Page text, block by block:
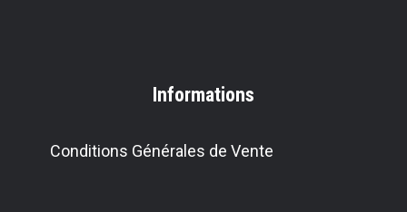
Informations
Conditions Générales de Vente